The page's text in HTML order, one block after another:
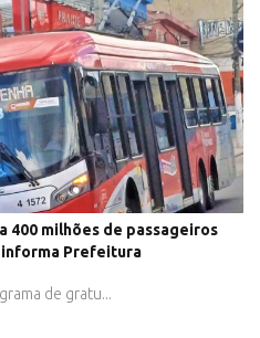
400 milhões de passageiros
informa Prefeitura
de gratu...